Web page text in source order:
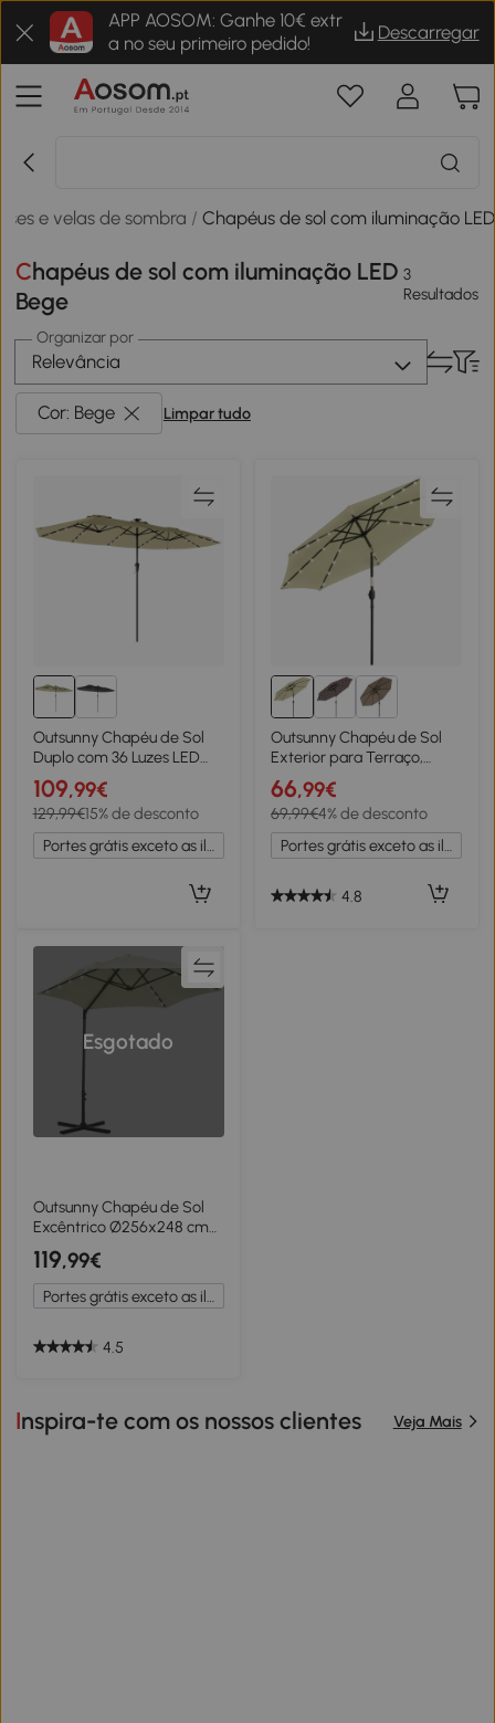
APP AOSOM: Ganhe 10€ extr
a no seu primeiro pedido!
Descarregar
e velas de sombra /Chapéus de sol com iluminação LED
Chapéus de sol com iluminação LED
Bege
3
Resultados
Organizar por
Relevância
Cor: Bege Limpar tudo
Outsunny Chapéu de Sol
Duplo com 36 Luzes LED
Solares 4x2 m Manivela
UPF50+ Chapéu de Sol
para Jardim Bege
109,99€
129,99€15% de desconto
Portes grátis exceto as ilhas
Outsunny Chapéu de Sol
Exterior para Terraço,
Ø265 cm, Guarda-sol de
Jardim com 32 Luzes LED
Solares, Poste de Aço e
Manivela de Guarda-sol
Inclinável, para Pátio,
66,99€
69,99€4% de desconto
Portes grátis exceto as ilhas
4.8
Esgotado
Outsunny Chapéu de Sol
Excêntrico Ø256x248 cm
com Luzes LED Solar
Mastro Giratório 360°
Chapéu de Sol de Exterior
com Manivela Manual Bege
119,99€
4.5
Inspira-te com os nossos clientes Veja Mais